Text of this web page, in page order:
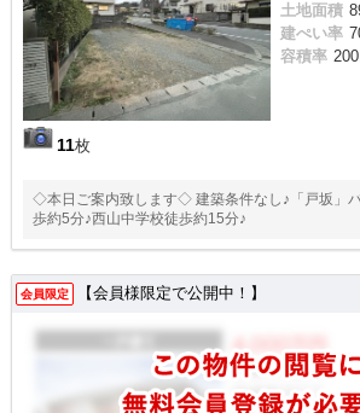
11枚
土地面積
建ぺい率
容積率
◇本日ご案内致します◇ 建築条件なし♪「戸坂」
歩約5分♪西山中学校徒歩約15分♪
会員限定 【会員様限定で公開中！】